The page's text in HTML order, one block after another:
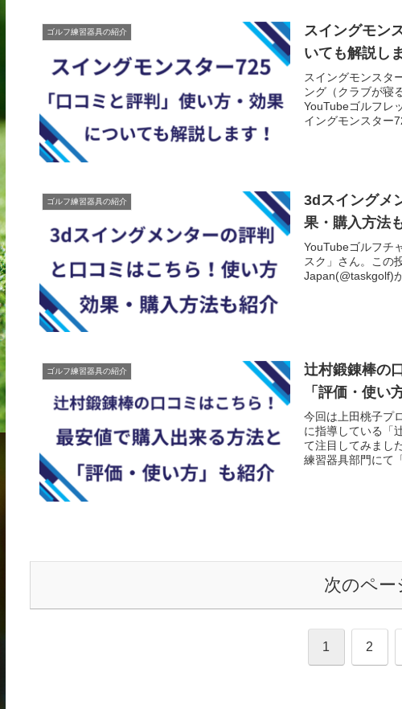
ゴルフ練習器具の紹介
スイングモン
いても解説し
スイングモンスタ
ング（クラブが寝
YouTubeゴルフレ
イングモンスター
ゴルフ練習器具の紹介
3dスイングメ
果・購入方法
YouTubeゴルフチ
スク」さん。この
Japan(@taskgolf)
ゴルフ練習器具の紹介
辻村鍛錬棒の
「評価・使い
今回は上田桃子プ
に指導している「
て注目してみまし
練習器具部門にて
次のペー
1 2